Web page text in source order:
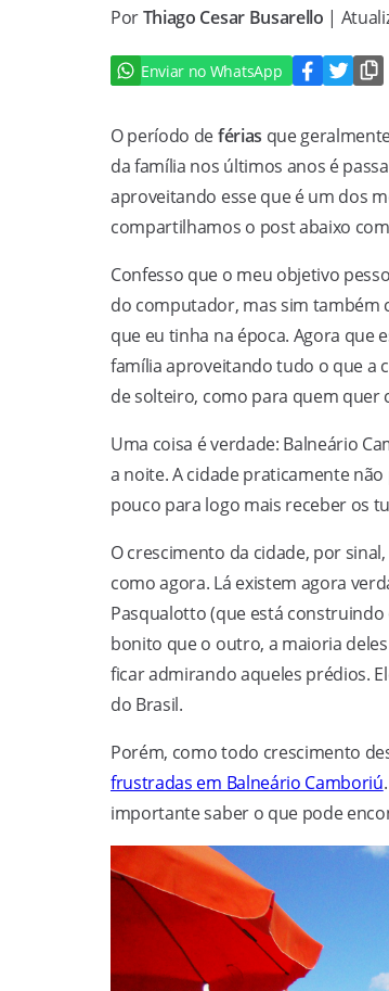
PorThiago Cesar Busarello |
Enviar no WhatsApp
O período deférias que
da família nos últimos anos é
aproveitando esse que é um dos
compartilhamos o post abaixo
Confesso que o meu objetivo
do computador, mas sim também
que eu tinha na época. Agora que
família aproveitando tudo o que a
de solteiro, como para quem quer
Uma coisa é verdade: Balneário
a noite. A cidade praticamente
pouco para logo mais receber os
O crescimento da cidade, por
como agora. Lá existem agora
Pasqualotto (que está
bonito que o outro, a maioria
ficar admirando aqueles prédios.
do Brasil.
Porém, como todo crescimento
frustradas em Balneário Camboriú
importante saber o que pode